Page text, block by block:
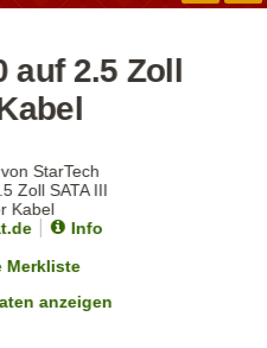
auf 2.5 Zoll
Info
Merkliste
anzeigen